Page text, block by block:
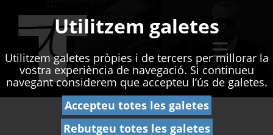
☰
Utilitzem galetes
Utilitzem galetes pròpies i de tercers per millorar la
vostra experiència de navegació. Si continueu
navegant considerem que accepteu l’ús de galetes.
Accepteu totes les galetes
Rebutgeu totes les galetes